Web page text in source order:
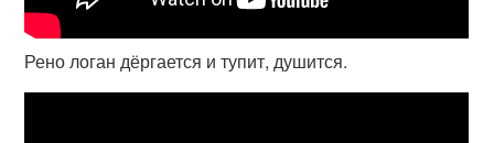
Рено логан дёргается и тупит, душится.